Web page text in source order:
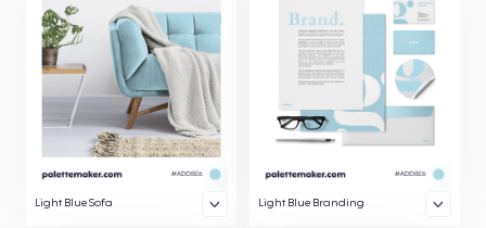
Light Blue Sofa Light Blue Branding